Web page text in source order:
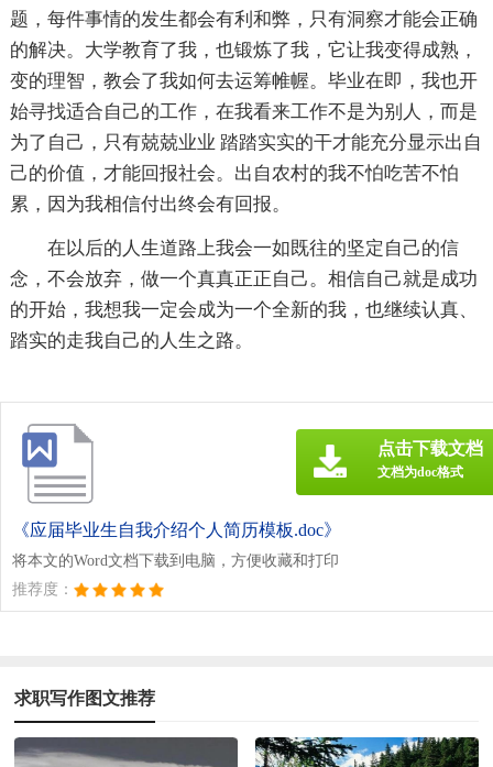
题，每件事情的发生都会有利和弊，只有洞察才能会正确
的解决。大学教育了我，也锻炼了我，它让我变得成熟，
变的理智，教会了我如何去运筹帷幄。毕业在即，我也开
始寻找适合自己的工作，在我看来工作不是为别人，而是
为了自己，只有兢兢业业 踏踏实实的干才能充分显示出自
己的价值，才能回报社会。出自农村的我不怕吃苦不怕
累，因为我相信付出终会有回报。
在以后的人生道路上我会一如既往的坚定自己的信
念，不会放弃，做一个真真正正自己。相信自己就是成功
的开始，我想我一定会成为一个全新的我，也继续认真、
踏实的走我自己的人生之路。
《应届毕业生自我介绍个人简历模板.doc》
将本文的Word文档下载到电脑，方便收藏和打印
推荐度：
点击下载文档
文档为doc格式
求职写作图文推荐